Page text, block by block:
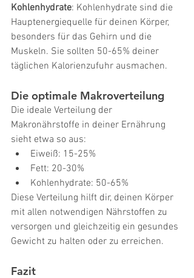
Kohlenhydrate: Kohlenhydrate sind die
Hauptenergiequelle für deinen Körper,
besonders für das Gehirn und die
Muskeln. Sie sollten 50-65% deiner
täglichen Kalorienzufuhr ausmachen.
Die optimale Makroverteilung
Die ideale Verteilung der
Makronährstoffe in deiner Ernährung
sieht etwa so aus:
Eiweiß: 15-25%
Fett: 20-30%
Kohlenhydrate: 50-65%
Diese Verteilung hilft dir, deinen Körper
mit allen notwendigen Nährstoffen zu
versorgen und gleichzeitig ein gesundes
Gewicht zu halten oder zu erreichen.
Fazit